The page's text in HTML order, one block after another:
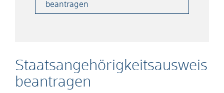
Staatsangehörigkeitsausweis
beantragen
beantragen